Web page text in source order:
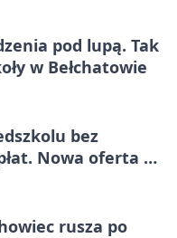
pod lupą. Tak
w Bełchatowie
bez
Nowa oferta w
rusza po